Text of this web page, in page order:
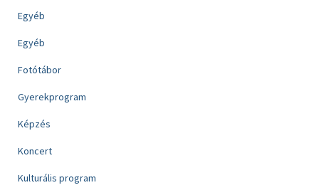
Egyéb
Egyéb
Fotótábor
Gyerekprogram
Képzés
Koncert
Kulturális program